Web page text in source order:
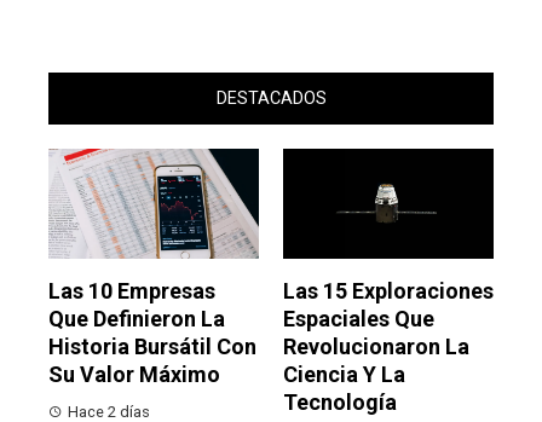
DESTACADOS
Las 10 Empresas
Que Definieron La
Historia Bursátil Con
Su Valor Máximo
Hace 2 días
Las 15 Exploraciones
Espaciales Que
Revolucionaron La
Ciencia Y La
Tecnología